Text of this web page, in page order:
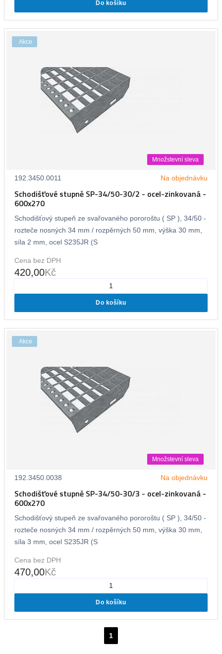
Do košíku
Akce
Množstevní sleva
192.3450.0011 Na objednávku
Schodišťové stupně SP-34/50-30/2 - ocel-zinkovaná -
600x270
Schodišťový stupeň ze svařovaného pororoštu ( SP ), 34/50 -
rozteče nosných 34 mm / rozpěrných 50 mm, výška 30 mm,
síla 2 mm, ocel S235JR (S
Cena bez DPH
420,00Kč
Do košíku
Akce
Množstevní sleva
192.3450.0038 Na objednávku
Schodišťové stupně SP-34/50-30/3 - ocel-zinkovaná -
600x270
Schodišťový stupeň ze svařovaného pororoštu ( SP ), 34/50 -
rozteče nosných 34 mm / rozpěrných 50 mm, výška 30 mm,
síla 3 mm, ocel S235JR (S
Cena bez DPH
470,00Kč
Do košíku
1